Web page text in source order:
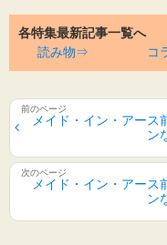
各特集最新記事一覧へ
読み物⇒
コ
メイド・イン・アース
ン
メイド・イン・アース
ン